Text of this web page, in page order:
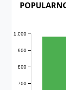
700
800
900
1,000